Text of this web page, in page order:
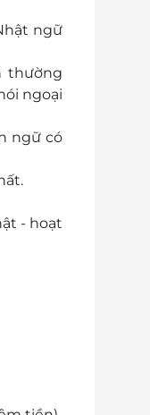
ngữ
thường
ngoại
ngữ có
- hoạt
và